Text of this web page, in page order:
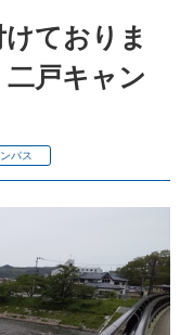
ておりま
戸キャン
パス